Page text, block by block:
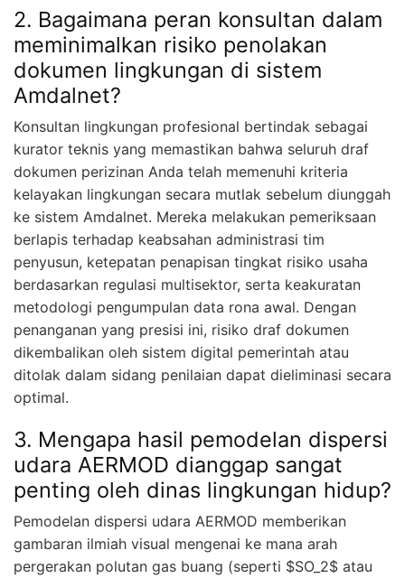
2. Bagaimana peran konsultan dalam
meminimalkan risiko penolakan
dokumen lingkungan di sistem
Amdalnet?
Konsultan lingkungan profesional bertindak sebagai
kurator teknis yang memastikan bahwa seluruh draf
dokumen perizinan Anda telah memenuhi kriteria
kelayakan lingkungan secara mutlak sebelum diunggah
ke sistem Amdalnet. Mereka melakukan pemeriksaan
berlapis terhadap keabsahan administrasi tim
penyusun, ketepatan penapisan tingkat risiko usaha
berdasarkan regulasi multisektor, serta keakuratan
metodologi pengumpulan data rona awal. Dengan
penanganan yang presisi ini, risiko draf dokumen
dikembalikan oleh sistem digital pemerintah atau
ditolak dalam sidang penilaian dapat dieliminasi secara
optimal.
3. Mengapa hasil pemodelan dispersi
udara AERMOD dianggap sangat
penting oleh dinas lingkungan hidup?
Pemodelan dispersi udara AERMOD memberikan
gambaran ilmiah visual mengenai ke mana arah
pergerakan polutan gas buang (seperti $SO_2$ atau